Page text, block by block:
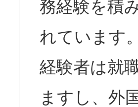
務経験を積
れています。
経験者は就
ますし、外